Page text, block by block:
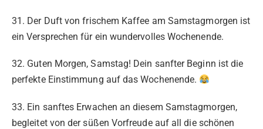
31. Der Duft von frischem Kaffee am Samstagmorgen ist
ein Versprechen für ein wundervolles Wochenende.
32. Guten Morgen, Samstag! Dein sanfter Beginn ist die
perfekte Einstimmung auf das Wochenende.
33. Ein sanftes Erwachen an diesem Samstagmorgen,
begleitet von der süßen Vorfreude auf all die schönen